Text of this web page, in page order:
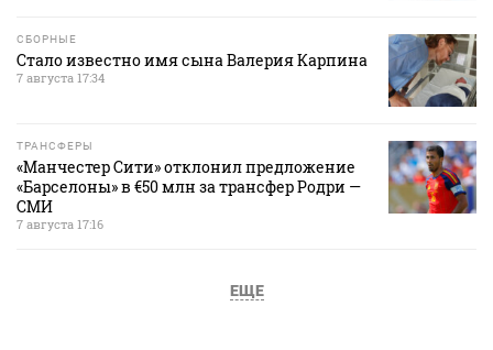
СБОРНЫЕ
Стало известно имя сына Валерия Карпина
7 августа 17:34
ТРАНСФЕРЫ
«Манчестер Сити» отклонил предложение
«Барселоны» в €50 млн за трансфер Родри —
СМИ
7 августа 17:16
ЕЩЕ